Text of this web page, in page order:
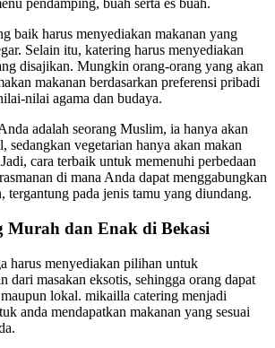
pendamping, buah serta es buah.
baik harus menyediakan makanan yang
Selain itu, katering harus menyediakan
disajikan. Mungkin orang-orang yang akan
makanan berdasarkan preferensi pribadi
nilai agama dan budaya.
adalah seorang Muslim, ia hanya akan
sedangkan vegetarian hanya akan makan
cara terbaik untuk memenuhi perbedaan
di mana Anda dapat menggabungkan
tergantung pada jenis tamu yang diundang.
Murah dan Enak di Bekasi
harus menyediakan pilihan untuk
dari masakan eksotis, sehingga orang dapat
lokal. mikailla catering menjadi
anda mendapatkan makanan yang sesuai